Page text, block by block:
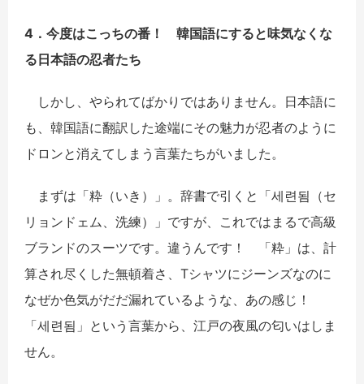
4．今度はこっちの番！ 韓国語にすると味気なくな
る日本語の忍者たち
しかし、やられてばかりではありません。日本語に
も、韓国語に翻訳した途端にその魅力が忍者のように
ドロンと消えてしまう言葉たちがいました。
まずは「粋（いき） 」。辞書で引くと「세련됨 （セ
リョンドェム、洗練）」ですが、これではまるで高級
ブランドのスーツです。違うんです！ 「粋」は、計
算され尽くした無頓着さ、 Tシャツにジーンズなのに
なぜか色気がだだ漏れているような、あの感じ！
「세련됨 」という言葉から、江戸の夜風の匂いはしま
せん。